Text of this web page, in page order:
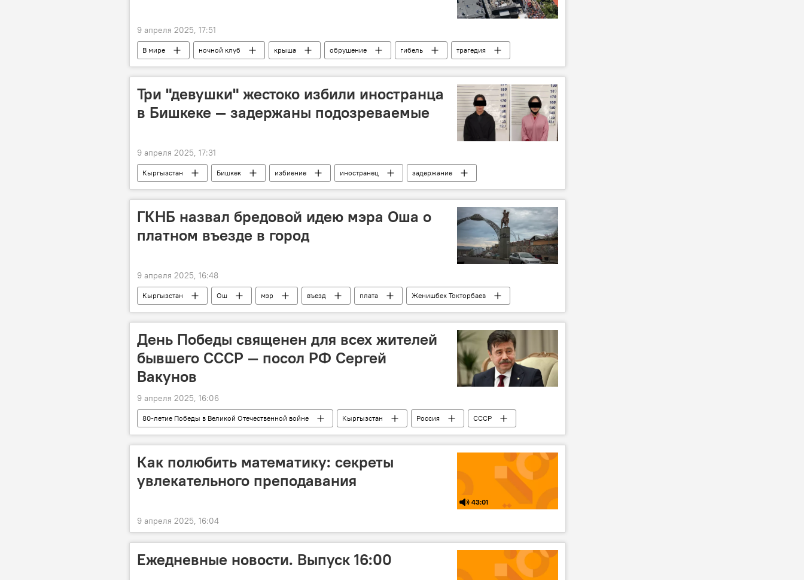
9 апреля 2025, 17:51
В мире ночной клуб крыша обрушение гибель
трагедия
Доминикана
видео
Три "девушки" жестоко избили иностранца
в Бишкеке — задержаны подозреваемые
9 апреля 2025, 17:31
Кыргызстан Бишкек избиение иностранец
задержание
подозреваемые
ГКНБ назвал бредовой идею мэра Оша о
платном въезде в город
9 апреля 2025, 16:48
Кыргызстан Ош мэр въезд плата
Женишбек Токторбаев
ГКНБ
День Победы священен для всех жителей
бывшего СССР — посол РФ Сергей
Вакунов
9 апреля 2025, 16:06
80-летие Победы в Великой Отечественной войне Кыргызстан Россия
СССР
День Победы
Сергей Вакунов
Как полюбить математику: секреты
увлекательного преподавания
43:01
9 апреля 2025, 16:04
Ежедневные новости. Выпуск 16:00